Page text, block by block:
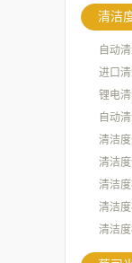
清洁
自动
进口
锂电
自动
清洁
清洁
清洁
清洁
清洁